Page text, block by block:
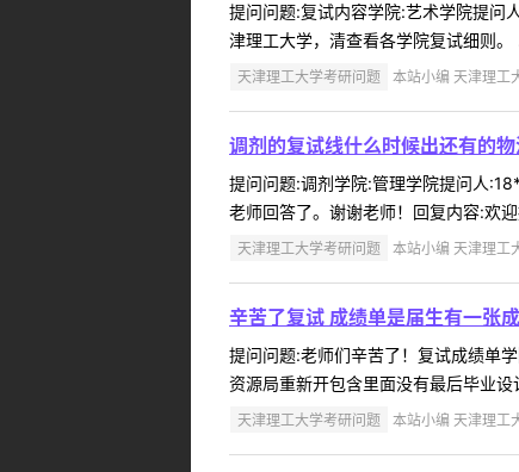
提问问题:复试内容学院:艺术学院提
津理工大学，清查看各学院复试细则。
天津理工大学考研问题 本站小编 天津理
调剂的复试线什么时候出还有的
提问问题:调剂学院:管理学院提问人
老师回答了。谢谢老师！回复内容:欢
天津理工大学考研问题 本站小编 天津理
辛苦了复试 成绩单是届生有一张
提问问题:老师们辛苦了！复试成绩单
资源局重新开包含里面没有最后毕业
天津理工大学考研问题 本站小编 天津理